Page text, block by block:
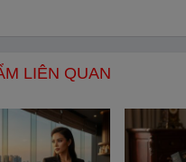
nồng nàng.
LIÊN QUAN